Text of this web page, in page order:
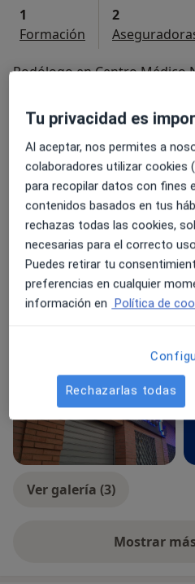
1
Formación
2
Podólogo en Centro Médico
Especialista en:
Posturología
Principales enfermedades
Callos y callosidades
Uña del pie encarnada
Fascitis plantar
+5
Tipos de consulta
PresencialVer direcciones
Ver galería (3)
Mostrar
Tu privacidad es
Al aceptar, nos permites a
colaboradores utilizar cookies
para recopilar datos con fines
contenidos basados en tus
rechazas todas las cookies,
necesarias para el correcto
Puedes retirar tu
preferencias en cualquier
información en Política de
Rechazarlas todas